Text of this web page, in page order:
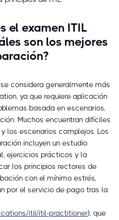
el examen ITIL
son los mejores
considera generalmente más
ya que requiere aplicación
basada en escenarios,
Muchos encuentran difíciles
los escenarios complejos. Los
incluyen un estudio
ejercicios prácticos y la
los principios rectores de
con el mínimo estrés,
por el servicio de pago tras la
itil/itil-practitioner), que